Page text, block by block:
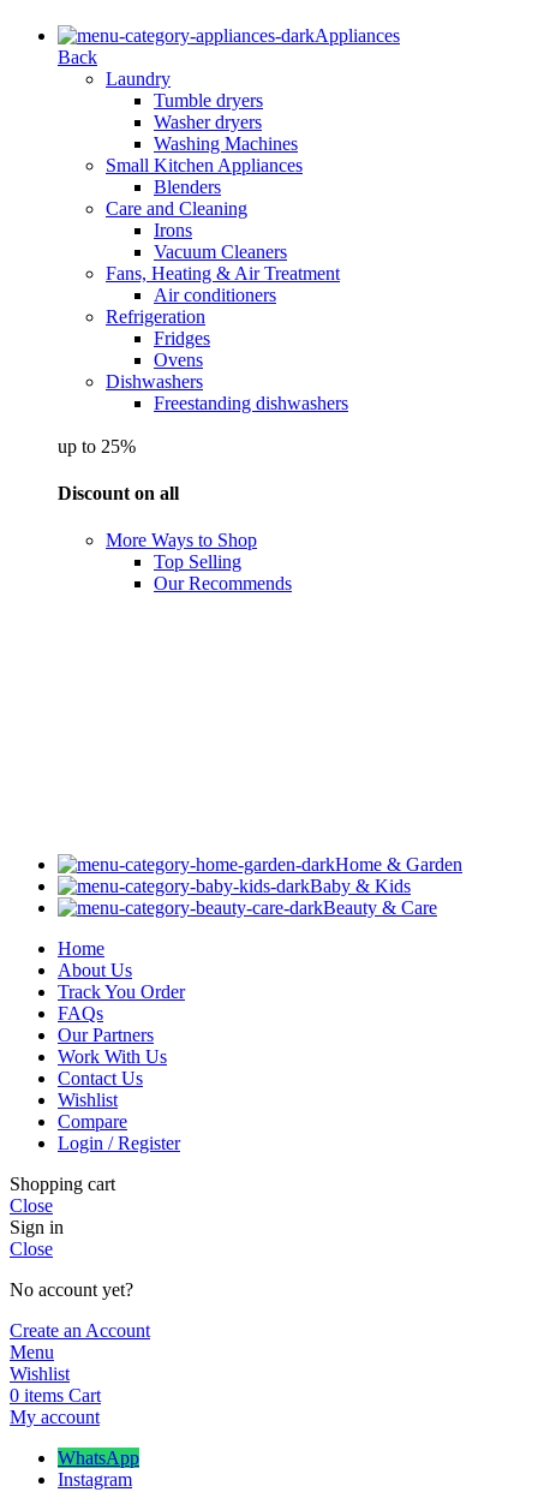
Appliances
Back
Laundry
Tumble dryers
Washer dryers
Washing Machines
Small Kitchen Appliances
Blenders
Care and Cleaning
Irons
Vacuum Cleaners
Fans, Heating & Air Treatment
Air conditioners
Refrigeration
Fridges
Ovens
Dishwashers
Freestanding dishwashers
up to 25%
Discount on all
More Ways to Shop
Top Selling
Our Recommends
Home & Garden
Baby & Kids
Beauty & Care
Home
About Us
Track You Order
FAQs
Our Partners
Work With Us
Contact Us
Wishlist
Compare
Login / Register
Shopping cart
Close
Sign in
Close
No account yet?
Create an Account
Menu
Wishlist
0 items Cart
My account
WhatsApp
Instagram